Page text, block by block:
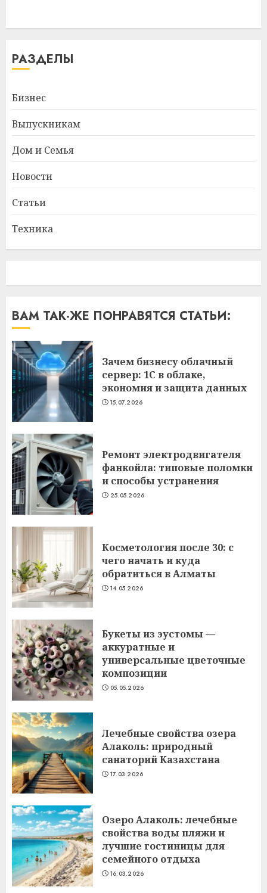
РАЗДЕЛЫ
Бизнес
Выпускникам
Дом и Семья
Новости
Статьи
Техника
ВАМ ТАК-ЖЕ ПОНРАВЯТСЯ СТАТЬИ:
Зачем бизнесу облачный
сервер: 1С в облаке,
экономия и защита данных
15.07.2026
Ремонт электродвигателя
фанкойла: типовые поломки
и способы устранения
25.05.2026
Косметология после 30: с
чего начать и куда
обратиться в Алматы
14.05.2026
Букеты из эустомы —
аккуратные и
универсальные цветочные
композиции
05.05.2026
Лечебные свойства озера
Алаколь: природный
санаторий Казахстана
17.03.2026
Озеро Алаколь: лечебные
свойства воды пляжи и
лучшие гостиницы для
семейного отдыха
16.03.2026